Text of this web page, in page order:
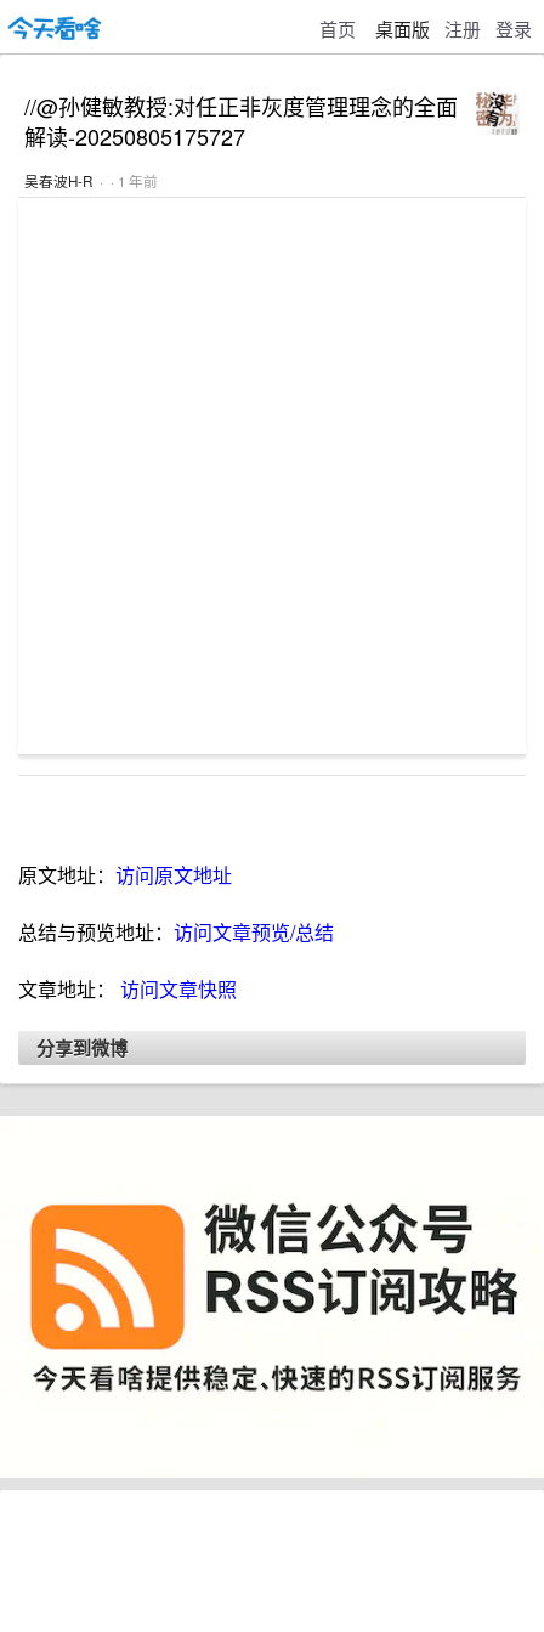
首页 桌面版 注册 登录
//@孙健敏教授:对任正非灰度管理理念的全面
解读-20250805175727
吴春波H-R · · 1 年前
原文地址： 访问原文地址
总结与预览地址： 访问文章预览/总结
文章地址： 访问文章快照
分享到微博